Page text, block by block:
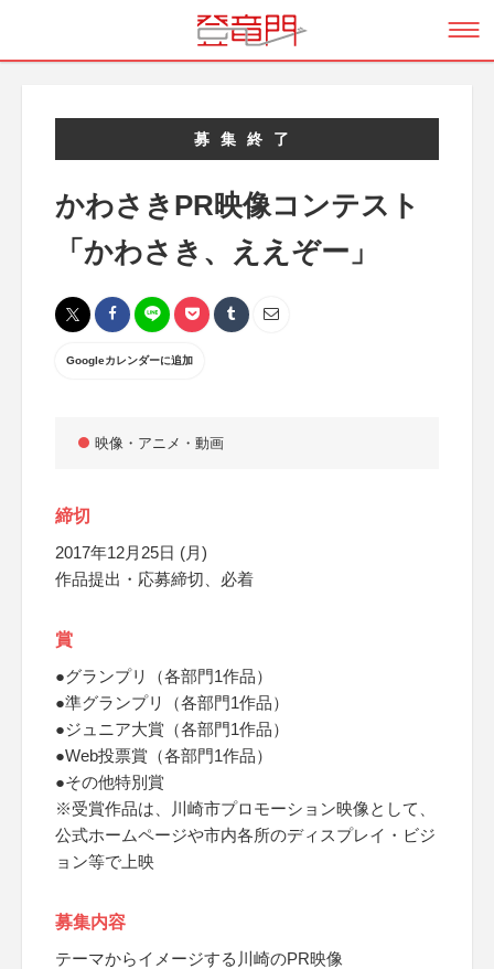
募集終了
かわさきPR映像コンテスト
「かわさき、ええぞー」
Googleカレンダーに追加
映像・アニメ・動画
締切
2017年12月25日 (月)
作品提出・応募締切、必着
賞
●グランプリ（各部門1作品）
●準グランプリ（各部門1作品）
●ジュニア大賞（各部門1作品）
●Web投票賞（各部門1作品）
●その他特別賞
※受賞作品は、川崎市プロモーション映像として、
公式ホームページや市内各所のディスプレイ・ビジ
ョン等で上映
募集内容
テーマからイメージする川崎のPR映像